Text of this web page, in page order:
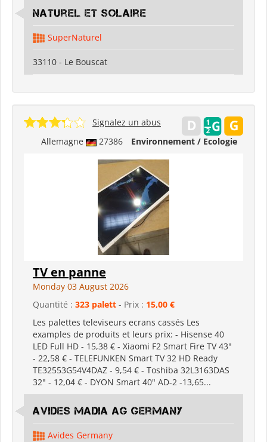
Naturel et Solaire
SuperNaturel
33110 - Le Bouscat
Allemagne 27386 Environnement / Ecologie
Signalez un abus
TV en panne
Monday 03 August 2026
Quantité : 323 palett - Prix : 15,00 €
Les palettes televiseurs ecrans cassés Les
examples de produits et leurs prix: - Hisense 40
LED Full HD - 15,38 € - Xiaomi F2 Smart Fire TV 43"
- 22,58 € - TELEFUNKEN Smart TV 32 HD Ready
TE32553G54V4DAZ - 9,54 € - Toshiba 32L3163DAS
32" - 12,04 € - DYON Smart 40" AD-2 -13,65...
Avides Madia AG Germany
Avides Germany